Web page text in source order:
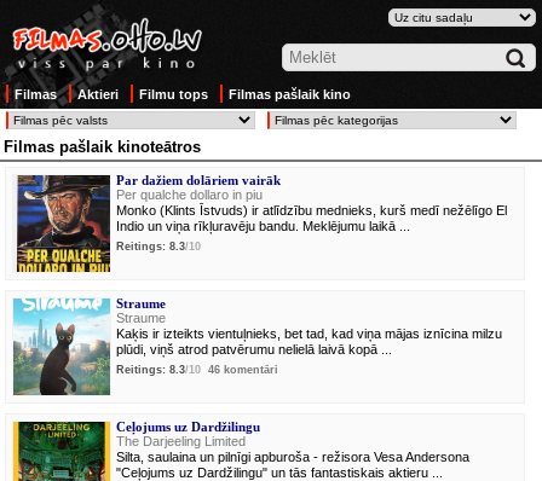
Filmas Aktieri Filmu tops Filmas pašlaik kino
Filmas pašlaik kinoteātros
Par dažiem dolāriem vairāk
Per qualche dollaro in piu
Monko (Klints Īstvuds) ir atlīdzību mednieks, kurš medī nežēlīgo El
Indio un viņa rīkļuravēju bandu. Meklējumu laikā ...
Reitings: 8.3/10
Straume
Straume
Kaķis ir izteikts vientuļnieks, bet tad, kad viņa mājas iznīcina milzu
plūdi, viņš atrod patvērumu nelielā laivā kopā ...
Reitings: 8.3/10 46 komentāri
Ceļojums uz Dardžilingu
The Darjeeling Limited
Silta, saulaina un pilnīgi apburoša - režisora Vesa Andersona
"Ceļojums uz Dardžilingu" un tās fantastiskais aktieru ...